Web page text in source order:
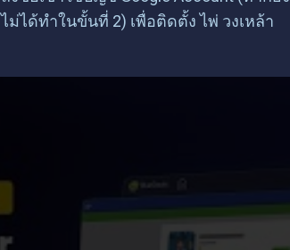
ไม่ได้ทำในขั้นที่ 2) เพื่อติดตั้ง ไพ่ วงเหล้า